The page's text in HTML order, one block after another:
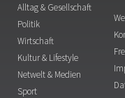
Alltag & Gesellschaft
Politik
Wirtschaft
Kultur & Lifestyle
Netwelt & Medien
Sport